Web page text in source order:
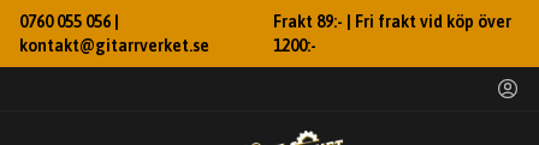
0760 055 056 |
kontakt@gitarrverket.se
Frakt 89:- | Fri frakt vid köp över
1200:-